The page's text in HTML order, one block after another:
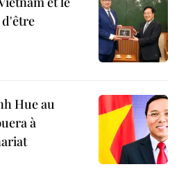
d'être
Hue au
à